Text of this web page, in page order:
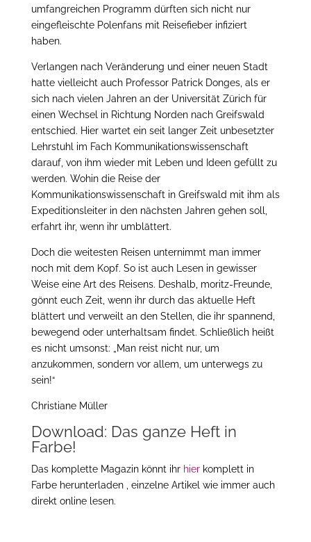
umfangreichen Programm dürften sich nicht nur
eingefleischte Polenfans mit Reisefieber infiziert
haben.
Verlangen nach Veränderung und einer neuen Stadt
hatte vielleicht auch Professor Patrick Donges, als er
sich nach vielen Jahren an der Universität Zürich für
einen Wechsel in Richtung Norden nach Greifswald
entschied. Hier wartet ein seit langer Zeit unbesetzter
Lehrstuhl im Fach Kommunikationswissenschaft
darauf, von ihm wieder mit Leben und Ideen gefüllt zu
werden. Wohin die Reise der
Kommunikationswissenschaft in Greifswald mit ihm als
Expeditionsleiter in den nächsten Jahren gehen soll,
erfahrt ihr, wenn ihr umblättert.
Doch die weitesten Reisen unternimmt man immer
noch mit dem Kopf. So ist auch Lesen in gewisser
Weise eine Art des Reisens. Deshalb, moritz-Freunde,
gönnt euch Zeit, wenn ihr durch das aktuelle Heft
blättert und verweilt an den Stellen, die ihr spannend,
bewegend oder unterhaltsam findet. Schließlich heißt
es nicht umsonst: „Man reist nicht nur, um
anzukommen, sondern vor allem, um unterwegs zu
sein!“
Christiane Müller
Download: Das ganze Heft in
Farbe!
Das komplette Magazin könnt ihr hierkomplett in
Farbe herunterladen , einzelne Artikel wie immer auch
direkt online lesen.